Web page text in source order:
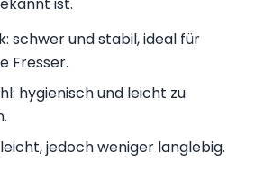
schwer und stabil, ideal für
Fresser.
hygienisch und leicht zu
jedoch weniger langlebig.